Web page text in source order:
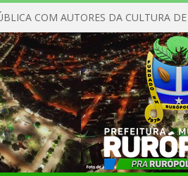
COM AUTORES DA CULTURA